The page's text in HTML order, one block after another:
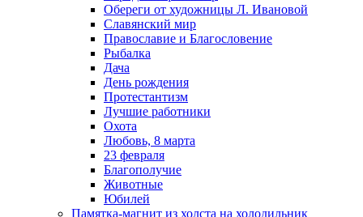
Обереги от художницы Л. Ивановой
Славянский мир
Православие и Благословение
Рыбалка
Дача
День рождения
Протестантизм
Лучшие работники
Охота
Любовь, 8 марта
23 февраля
Благополучие
Животные
Юбилей
Памятка-магнит из холста на холодильник